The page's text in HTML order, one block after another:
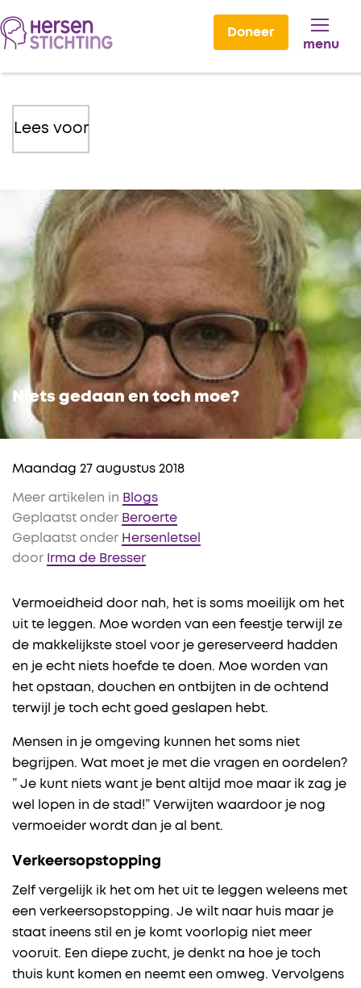
Doneer
menu
Lees voor
Niets gedaan en toch moe?
Maandag 27 augustus 2018
Meer artikelen in Blogs
Geplaatst onder Beroerte
Geplaatst onder Hersenletsel
door Irma de Bresser
Vermoeidheid door nah, het is soms moeilijk om het
uit te leggen. Moe worden van een feestje terwijl ze
de makkelijkste stoel voor je gereserveerd hadden
en je echt niets hoefde te doen. Moe worden van
het opstaan, douchen en ontbijten in de ochtend
terwijl je toch echt goed geslapen hebt.
Mensen in je omgeving kunnen het soms niet
begrijpen. Wat moet je met die vragen en oordelen?
” Je kunt niets want je bent altijd moe maar ik zag je
wel lopen in de stad!” Verwijten waardoor je nog
vermoeider wordt dan je al bent.
Verkeersopstopping
Zelf vergelijk ik het om het uit te leggen weleens met
een verkeersopstopping. Je wilt naar huis maar je
staat ineens stil en je komt voorlopig niet meer
vooruit. Een diepe zucht, je denkt na hoe je toch
thuis kunt komen en neemt een omweg. Vervolgens